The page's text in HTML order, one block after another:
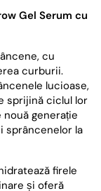
Gel Serum cu
cu
curburii.
lucioase,
sprijină ciclul lor
generație
sprâncenelor la
firele
și oferă